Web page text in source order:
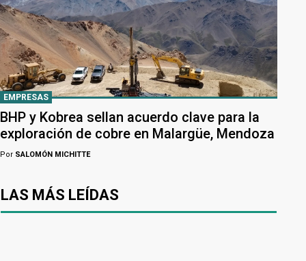
EMPRESAS
BHP y Kobrea sellan acuerdo clave para la
exploración de cobre en Malargüe, Mendoza
Por SALOMÓN MICHITTE
LAS MÁS LEÍDAS